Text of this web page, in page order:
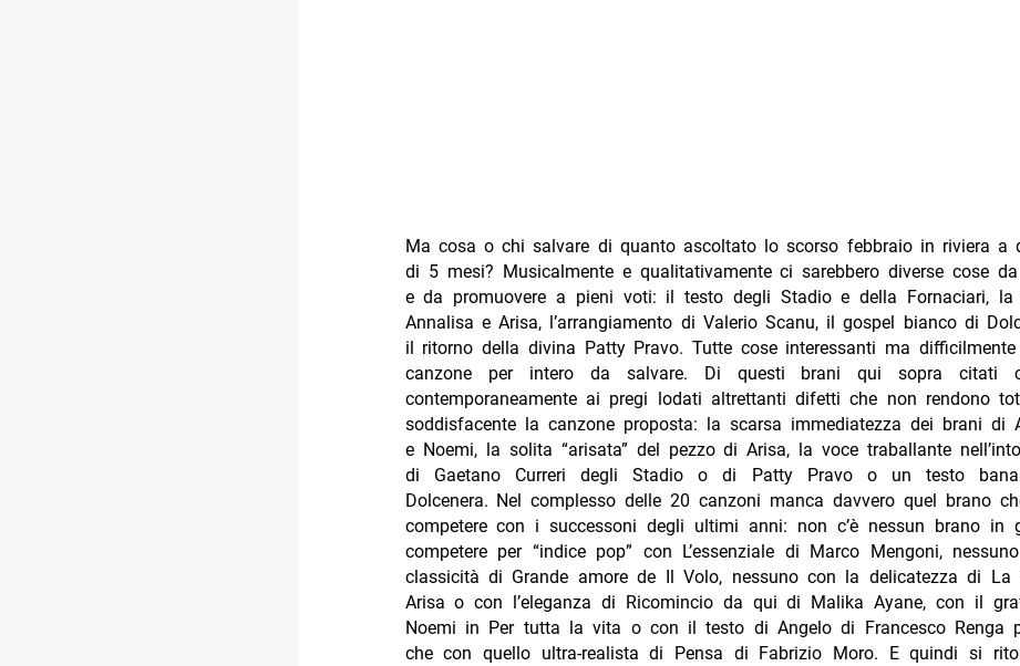
Ma cosa o chi salvare di quanto ascoltato lo scorso febbraio in riviera a
di 5 mesi? Musicalmente e qualitativamente ci sarebbero diverse cose
e da promuovere a pieni voti: il testo degli Stadio e della Fornaciari, la
Annalisa e Arisa, l’arrangiamento di Valerio Scanu, il gospel bianco di
il ritorno della divina Patty Pravo. Tutte cose interessanti ma difficilmente
canzone per intero da salvare. Di questi brani qui sopra citati
contemporaneamente ai pregi lodati altrettanti difetti che non rendono
soddisfacente la canzone proposta: la scarsa immediatezza dei brani di
e Noemi, la solita “arisata” del pezzo di Arisa, la voce traballante
di Gaetano Curreri degli Stadio o di Patty Pravo o un testo
Dolcenera. Nel complesso delle 20 canzoni manca davvero quel brano
competere con i successoni degli ultimi anni: non c’è nessun brano in
competere per “indice pop” con L’essenziale di Marco Mengoni,
classicità di Grande amore de Il Volo, nessuno con la delicatezza di La
Arisa o con l’eleganza di Ricomincio da qui di Malika Ayane, con il
Noemi in Per tutta la vita o con il testo di Angelo di Francesco Renga
che con quello ultra-realista di Pensa di Fabrizio Moro. E quindi si